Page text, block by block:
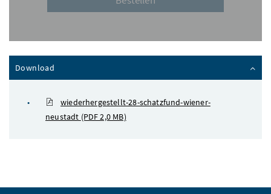
Download
wiederhergestellt-28-schatzfund-wiener-
neustadt (PDF 2,0 MB)